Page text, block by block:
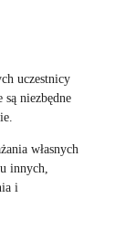
uczestnicy
niezbędne
własnych
innych,
i